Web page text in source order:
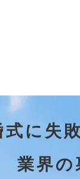
式に失
業界の